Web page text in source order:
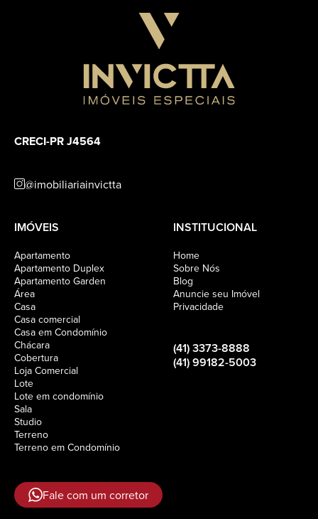
CRECI-PR J4564
@imobiliariainvictta
IMÓVEIS
Apartamento
Apartamento Duplex
Apartamento Garden
Área
Casa
Casa comercial
Casa em Condomínio
Chácara
Cobertura
Loja Comercial
Lote
Lote em condomínio
Sala
Studio
Terreno
Terreno em Condomínio
INSTITUCIONAL
Home
Sobre Nós
Blog
Anuncie seu Imóvel
Privacidade
(41) 3373-8888
(41) 99182-5003
Fale com um corretor